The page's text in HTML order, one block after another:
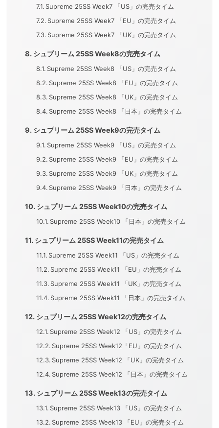
Supreme 25SS Week7 「US」の完売タイム
Supreme 25SS Week7 「EU」の完売タイム
Supreme 25SS Week7 「UK」の完売タイム
シュプリーム 25SS Week8の完売タイム
Supreme 25SS Week8 「US」の完売タイム
Supreme 25SS Week8 「EU」の完売タイム
Supreme 25SS Week8 「UK」の完売タイム
Supreme 25SS Week8 「日本」の完売タイム
シュプリーム 25SS Week9の完売タイム
Supreme 25SS Week9 「US」の完売タイム
Supreme 25SS Week9 「EU」の完売タイム
Supreme 25SS Week9 「UK」の完売タイム
Supreme 25SS Week9 「日本」の完売タイム
シュプリーム 25SS Week10の完売タイム
Supreme 25SS Week10 「日本」の完売タイム
シュプリーム 25SS Week11の完売タイム
Supreme 25SS Week11 「US」の完売タイム
Supreme 25SS Week11 「EU」の完売タイム
Supreme 25SS Week11 「UK」の完売タイム
Supreme 25SS Week11 「日本」の完売タイム
シュプリーム 25SS Week12の完売タイム
Supreme 25SS Week12 「US」の完売タイム
Supreme 25SS Week12「EU」の完売タイム
Supreme 25SS Week12 「UK」の完売タイム
Supreme 25SS Week12 「日本」の完売タイム
シュプリーム 25SS Week13の完売タイム
Supreme 25SS Week13 「US」の完売タイム
Supreme 25SS Week13 「EU」の完売タイム